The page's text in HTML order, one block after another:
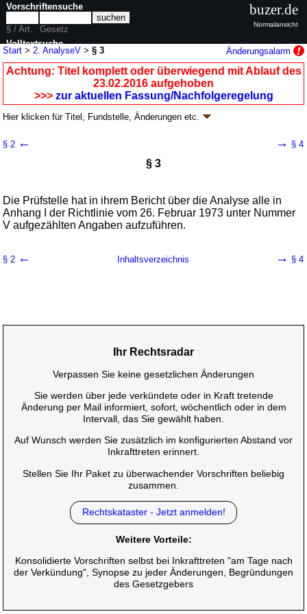
Start > 2. AnalyseV >§ 3 Änderungsalarm
Achtung: Titel komplett oder überwiegend mit Ablauf des
23.02.2016 aufgehoben
>>> zur aktuellen Fassung/Nachfolgeregelung
Hier klicken fürTitel, Fundstelle, Änderungen etc.
AnalyseV
; aufgehoben durch
1 weitere Fassung | wird in 1 Vorschrift zitiert
§ 2 ← → § 4
§ 3
Die Prüfstelle hat in ihrem Bericht über die Analyse alle in
Anhang I der Richtlinie vom 26. Februar 1973 unter Nummer
V aufgezählten Angaben aufzuführen.
§ 2 ← Inhaltsverzeichnis → § 4
Vorschriftensuche
§ / Art.
Gesetz
Volltextsuche
nur in 2. AnalyseV
buzer.de
Normalansicht
Ihr Rechtsradar
Verpassen Sie keine gesetzlichen Änderungen
Sie werden über jede verkündete oder in Kraft tretende
Änderung per Mail informiert, sofort, wöchentlich oder in dem
Intervall, das Sie gewählt haben.
Auf Wunsch werden Sie zusätzlich im konfigurierten Abstand vor
Inkrafttreten erinnert.
Stellen Sie Ihr Paket zu überwachender Vorschriften beliebig
zusammen.
Rechtskataster - Jetzt anmelden!
Weitere Vorteile:
Konsolidierte Vorschriften selbst bei Inkrafttreten "am Tage nach
der Verkündung", Synopse zu jeder Änderungen, Begründungen
des Gesetzgebers